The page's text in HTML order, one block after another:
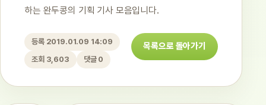
하는 완두콩의 기획 기사 모음입니다.
등록 2019.01.09 14:09
조회 3,603
댓글 0
목록으로 돌아가기